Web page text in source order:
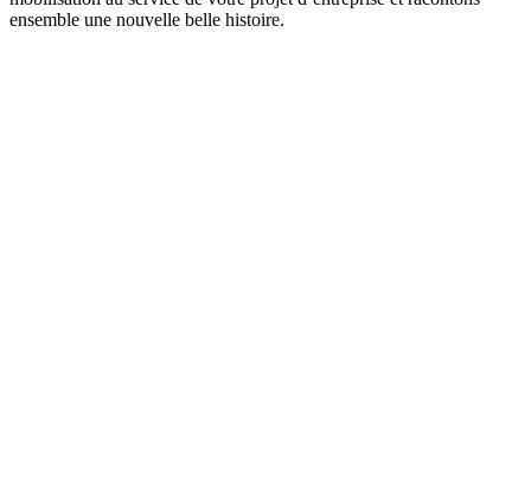
ensemble une nouvelle belle histoire.